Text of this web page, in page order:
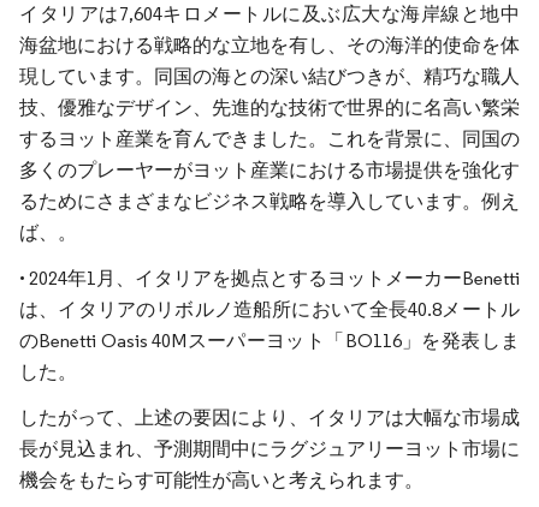
イタリアは7,604キロメートルに及ぶ広大な海岸線と地中
海盆地における戦略的な立地を有し、その海洋的使命を体
現しています。同国の海との深い結びつきが、精巧な職人
技、優雅なデザイン、先進的な技術で世界的に名高い繁栄
するヨット産業を育んできました。これを背景に、同国の
多くのプレーヤーがヨット産業における市場提供を強化す
るためにさまざまなビジネス戦略を導入しています。例え
ば、。
• 2024年1月、イタリアを拠点とするヨットメーカーBenetti
は、イタリアのリボルノ造船所において全長40.8メートル
のBenetti Oasis 40Mスーパーヨット「BO116」を発表しま
した。
したがって、上述の要因により、イタリアは大幅な市場成
長が見込まれ、予測期間中にラグジュアリーヨット市場に
機会をもたらす可能性が高いと考えられます。